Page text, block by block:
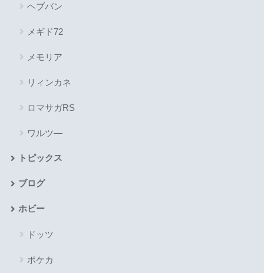
ヘブバン
メギド72
メモリア
リィンカネ
ロマサガRS
ワルツ―
トピックス
ブログ
ホビー
ドッツ
ポケカ